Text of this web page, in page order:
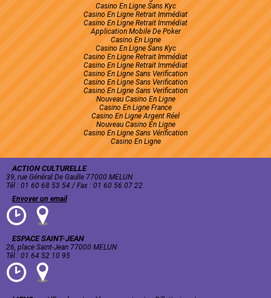
Casino En Ligne Sans Kyc
Casino En Ligne Retrait Immédiat
Casino En Ligne Retrait Immédiat
Application Mobile De Poker
Casino En Ligne
Casino En Ligne Sans Kyc
Casino En Ligne Retrait Immédiat
Casino En Ligne Retrait Immédiat
Casino En Ligne Sans Verification
Casino En Ligne Sans Verification
Casino En Ligne Sans Verification
Nouveau Casino En Ligne
Casino En Ligne France
Casino En Ligne Argent Réel
Nouveau Casino En Ligne
Casino En Ligne Sans Vérification
Casino En Ligne
ACTION CULTURELLE
39, rue Général De Gaulle 77000 MELUN
Tél : 01 60 68 53 54 / Fax : 01 60 56 07 22
Envoyer un email
ESPACE SAINT-JEAN
26, place Saint-Jean 77000 MELUN
Tél : 01 64 52 10 95